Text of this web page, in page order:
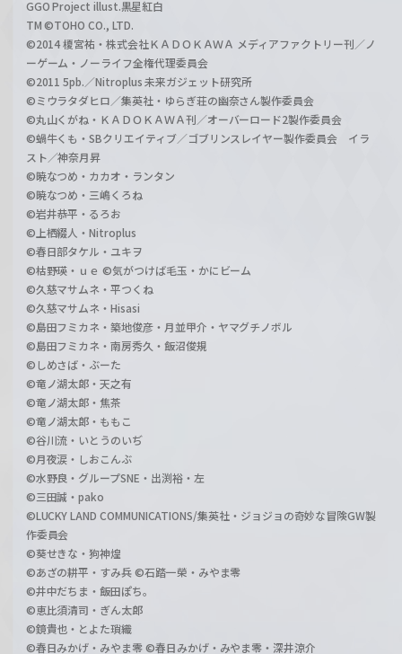
GGO Project illust.黒星紅白
TM ©TOHO CO., LTD.
©2014 榎宮祐・株式会社ＫＡＤＯＫＡＷＡ メディアファクトリー刊／ノ
ーゲーム・ノーライフ全権代理委員会
©2011 5pb.／Nitroplus 未来ガジェット研究所
©ミウラタダヒロ／集英社・ゆらぎ荘の幽奈さん製作委員会
©丸山くがね・ＫＡＤＯＫＡＷＡ刊／オーバーロード2製作委員会
©蝸牛くも・SBクリエイティブ／ゴブリンスレイヤー製作委員会 イラ
スト／神奈月昇
©暁なつめ・カカオ・ランタン
©暁なつめ・三嶋くろね
©岩井恭平・るろお
©上栖綴人・Nitroplus
©春日部タケル・ユキヲ
©枯野瑛・ｕｅ ©気がつけば毛玉・かにビーム
©久慈マサムネ・平つくね
©久慈マサムネ・Hisasi
©島田フミカネ・築地俊彦・月並甲介・ヤマグチノボル
©島田フミカネ・南房秀久・飯沼俊規
©しめさば・ぶーた
©竜ノ湖太郎・天之有
©竜ノ湖太郎・焦茶
©竜ノ湖太郎・ももこ
©谷川流・いとうのいぢ
©月夜涙・しおこんぶ
©水野良・グループSNE・出渕裕・左
©三田誠・pako
©LUCKY LAND COMMUNICATIONS/集英社・ジョジョの奇妙な冒険GW製
作委員会
©葵せきな・狗神煌
©あざの耕平・すみ兵 ©石踏一榮・みやま零
©井中だちま・飯田ぽち。
©恵比須清司・ぎん太郎
©鏡貴也・とよた瑣織
©春日みかげ・みやま零 ©春日みかげ・みやま零・深井涼介